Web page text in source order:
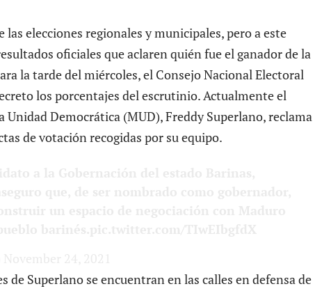
las elecciones regionales y municipales, pero a este
oficiales que aclaren quién fue el ganador de la
la tarde del miércoles, el Consejo Nacional Electoral
los porcentajes del escrutinio. Actualmente el
Unidad Democrática (MUD), Freddy Superlano, reclama
de votación recogidas por su equipo.
de Superlano se encuentran en las calles en defensa de